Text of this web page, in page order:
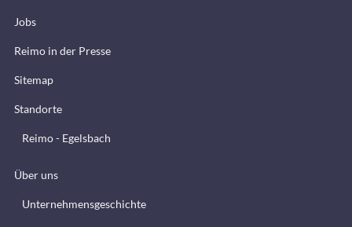
Jobs
Reimo in der Presse
Sitemap
Standorte
Reimo - Egelsbach
Über uns
Unternehmensgeschichte